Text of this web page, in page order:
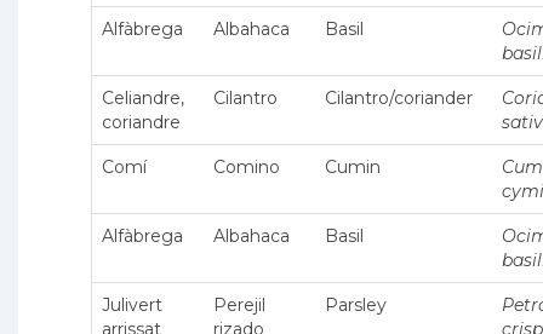
Alfàbrega Albahaca Basil
Celiandre,
coriandre
Cilantro Cilantro/coriander
Comí Comino Cumin
Alfàbrega Albahaca Basil
Julivert
arrissat
Perejil
rizado
Parsley